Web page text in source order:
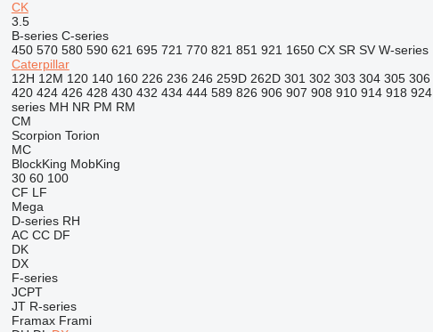
CK
3.5
B-series C-series
450 570 580 590 621 695 721 770 821 851 921 1650 CX SR SV W-series
Caterpillar
12H 12M 120 140 160 226 236 246 259D 262D 301 302 303 304 305 306
420 424 426 428 430 432 434 444 589 826 906 907 908 910 914 918 924
series MH NR PM RM
CM
Scorpion Torion
MC
BlockKing MobKing
30 60 100
CF LF
Mega
D-series RH
AC CC DF
DK
DX
F-series
JCPT
JT R-series
Framax Frami